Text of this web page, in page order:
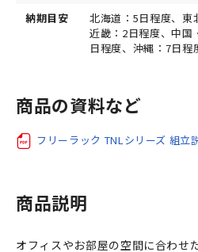
納期目安
北海道：5日程度、東
近畿：2日程度、中国
日程度、沖縄：7日程
商品の資料など
フリーラック TNLシリーズ 組立
商品説明
オフィスやお部屋の空間に合わせ